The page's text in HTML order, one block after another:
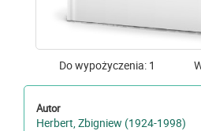
Do wypożyczenia: 1
Autor
Herbert, Zbigniew (1924-1998)